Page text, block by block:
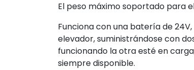
El peso máximo soportado para
Funciona con una batería de
elevador, suministrándose con
funcionando la otra esté en
siempre disponible.